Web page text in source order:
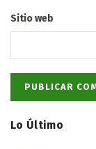
Sitio web
Lo Último